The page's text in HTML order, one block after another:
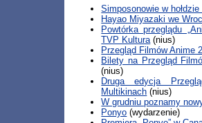
Simposonowie w
Hayao Miyazaki we
Powtórka przeglądu
TVP Kultura (nius)
Przegląd Filmów Anime 2
Bilety na Przegląd
(nius)
Druga edycja
Multikinach (nius)
W grudniu poznamy
Ponyo (wydarzenie)